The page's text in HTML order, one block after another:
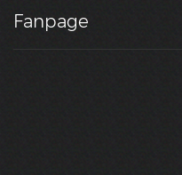
Fanpage